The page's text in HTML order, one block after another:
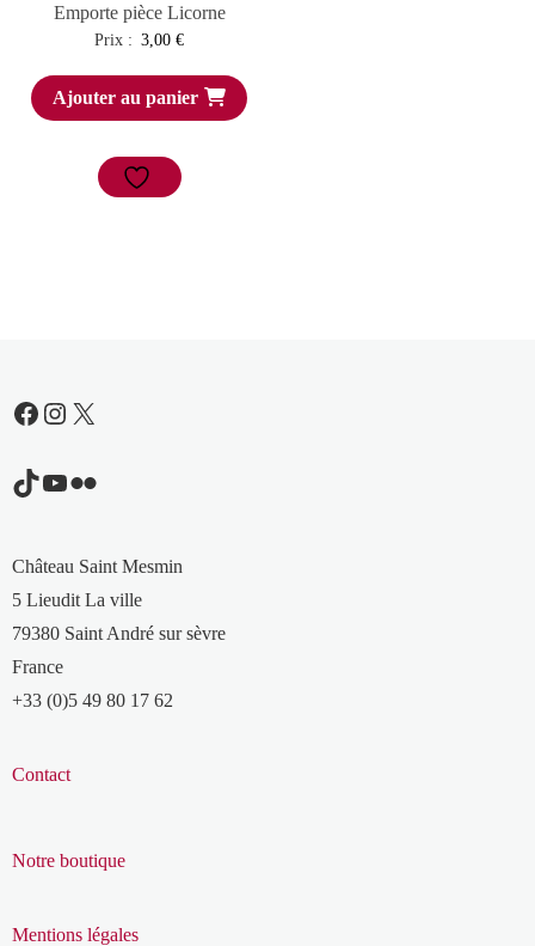
Emporte pièce Licorne
Prix : 3,00€
Ajouter au panier
Facebook
Instagram
X
TikTok
YouTube
Flickr
Château Saint Mesmin
5 Lieudit La ville
79380 Saint André sur sèvre
France
+33 (0)5 49 80 17 62
Contact
Notre boutique
Mentions légales